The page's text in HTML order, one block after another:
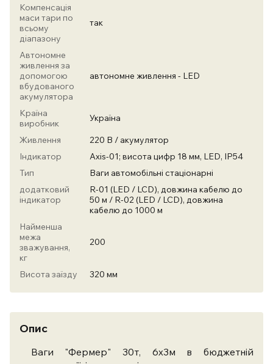
Компенсація
маси тари по
всьому
діапазону
так
Автономне
живлення за
допомогою
вбудованого
акумулятора
автономне живлення - LED
Країна
виробник
Україна
Живлення
220 В / акумулятор
Індикатор
Axis-01; висота цифр 18 мм, LED, IP54
Тип
Ваги автомобільні стаціонарні
додатковий
індикатор
R-01 (LED / LCD), довжина кабелю до
50 м / R-02 (LED / LCD), довжина
кабелю до 1000 м
Найменша
межа
зважування,
кг
200
Висота заїзду 320 мм
Опис
Ваги "Фермер" 30т, 6х3м в бюджетній